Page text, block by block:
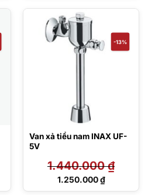
3.240.000 ₫.
tại
là:
2.875.000 ₫.
-13%
Van xả tiểu nam INAX UF-
5V
1.440.000₫
Giá
1.250.000₫
Giá